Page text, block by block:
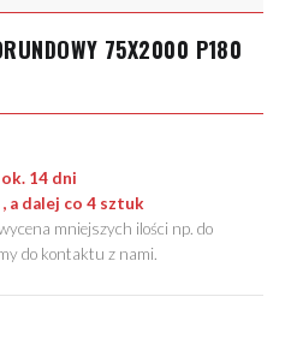
75X2000 P180
14 dni
a dalej co 4 sztuk
mniejszych ilości np. do
do kontaktu z nami.